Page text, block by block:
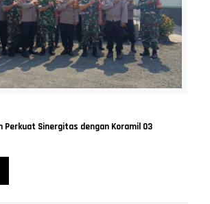
Perkuat Sinergitas dengan Koramil 03